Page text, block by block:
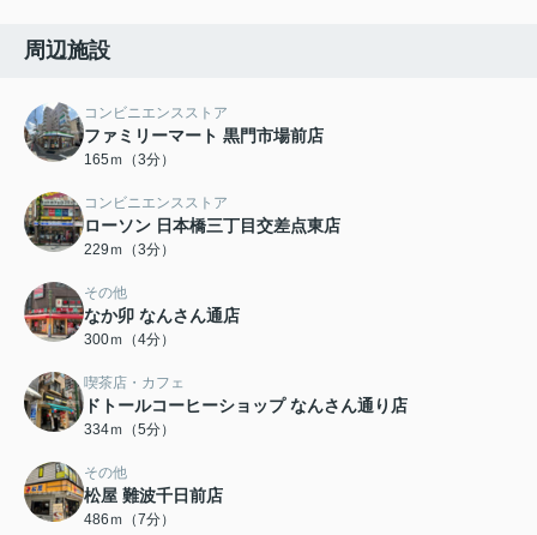
周辺施設
コンビニエンスストア
ファミリーマート 黒門市場前店
165ｍ（3分）
コンビニエンスストア
ローソン 日本橋三丁目交差点東店
229ｍ（3分）
その他
なか卯 なんさん通店
300ｍ（4分）
喫茶店・カフェ
ドトールコーヒーショップ なんさん通り店
334ｍ（5分）
その他
松屋 難波千日前店
486ｍ（7分）